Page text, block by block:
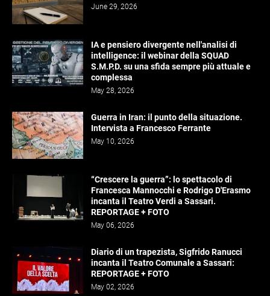
June 29, 2026
IA e pensiero divergente nell'analisi di
intelligence: il webinar della SQUAD
S.M.P.D. su una sfida sempre più attuale e
complessa
May 28, 2026
Guerra in Iran: il punto della situazione.
Intervista a Francesco Ferrante
May 10, 2026
“Crescere la guerra”: lo spettacolo di
Francesca Mannocchi e Rodrigo D'Erasmo
incanta il Teatro Verdi a Sassari.
REPORTAGE + FOTO
May 06, 2026
Diario di un trapezista, Sigfrido Ranucci
incanta il Teatro Comunale a Sassari:
REPORTAGE + FOTO
May 02, 2026